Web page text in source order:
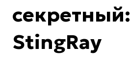
секретный:
StingRay